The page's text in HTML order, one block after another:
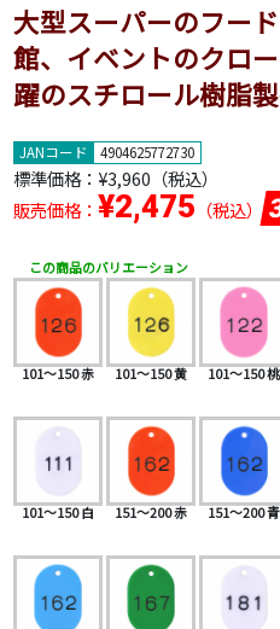
大型スーパーのフー
館、イベントのクロ
躍のスチロール樹脂製
JANコード 4904625772730
標準価格： ¥3,960 （税込）
販売価格： ¥2,475 （税込）
この商品のバリエーション
101～150 赤 101～150 黄 101～150 桃
101～150 白 151～200 赤 151～200 青